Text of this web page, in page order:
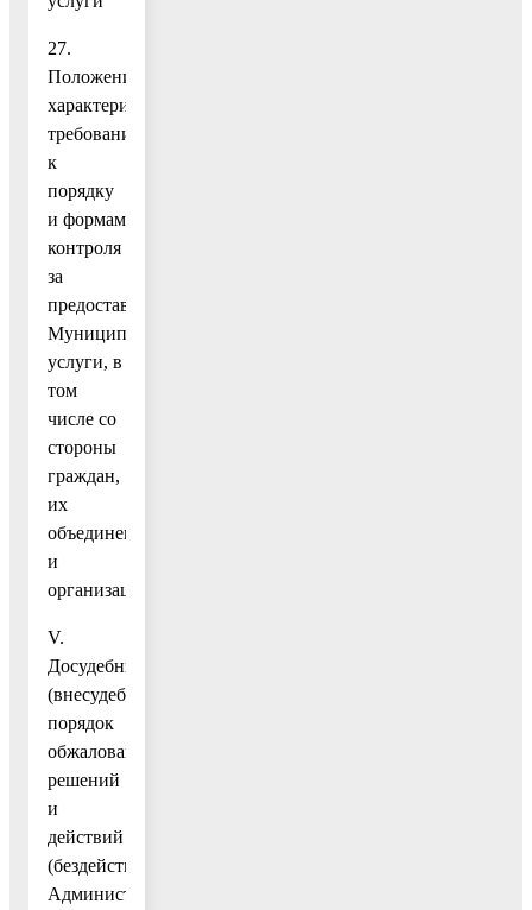
27.
Положения,
характеризующие
требования
к
порядку
и формам
контроля
за
предоставлением
Муниципальной
услуги, в
том
числе со
стороны
граждан,
их
объединений
и
организаций
V.
Досудебный
(внесудебный)
порядок
обжалования
решений
и
действий
(бездействия)
Администрации,